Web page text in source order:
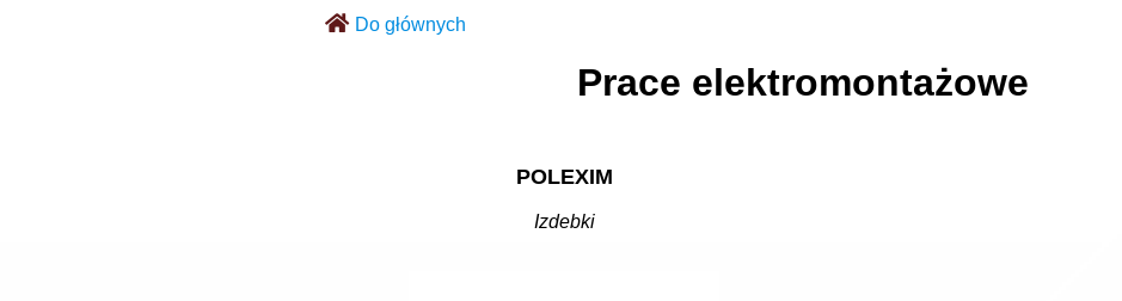
Do głównych
Prace elektromontażowe
POLEXIM
Izdebki